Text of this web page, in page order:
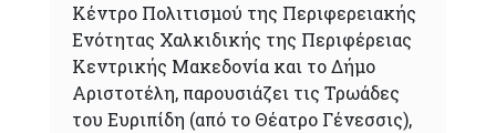
Κέντρο Πολιτισμού της Περιφερειακής
Ενότητας Χαλκιδικής της Περιφέρειας
Κεντρικής Μακεδονία και το Δήμο
Αριστοτέλη, παρουσιάζει τις Τρωάδες
του Ευριπίδη (από το Θέατρο Γένεσσις),